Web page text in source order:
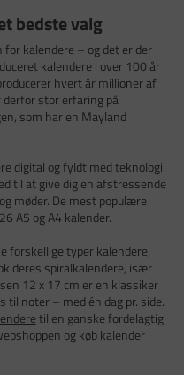
bedste valg
kalendere – og det er der
kalendere i over 100 år
hvert år millioner af
stor erfaring på
som har en Mayland
digital og fyldt med teknologi
til at give dig en afstressende
møder. De mest populære
A5 og A4 kalender.
typer kalendere,
deres spiralkalendere, især
12 x 17 cm er en klassiker
til noter – med én dag pr. side.
til en ganske fordelagtig
og køb kalender